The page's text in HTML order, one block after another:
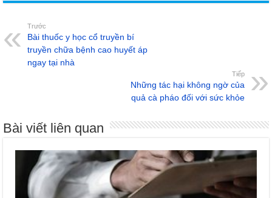
Trước
Bài thuốc y học cổ truyền bí
truyền chữa bệnh cao huyết áp
ngay tại nhà
Tiếp
Những tác hại không ngờ của
quả cà pháo đối với sức khỏe
Bài viết liên quan